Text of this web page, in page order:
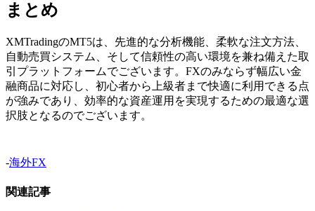
まとめ
XMTradingのMT5は、先進的な分析機能、柔軟な注文方法、
自動売買システム、そして信頼性の高い環境を兼ね備えた取
引プラットフォームでございます。FXのみならず幅広い金
融商品に対応し、初心者から上級者まで快適に利用できる点
が強みであり、効率的な資産運用を実現するための最適な選
択肢となるのでございます。
-海外FX
関連記事